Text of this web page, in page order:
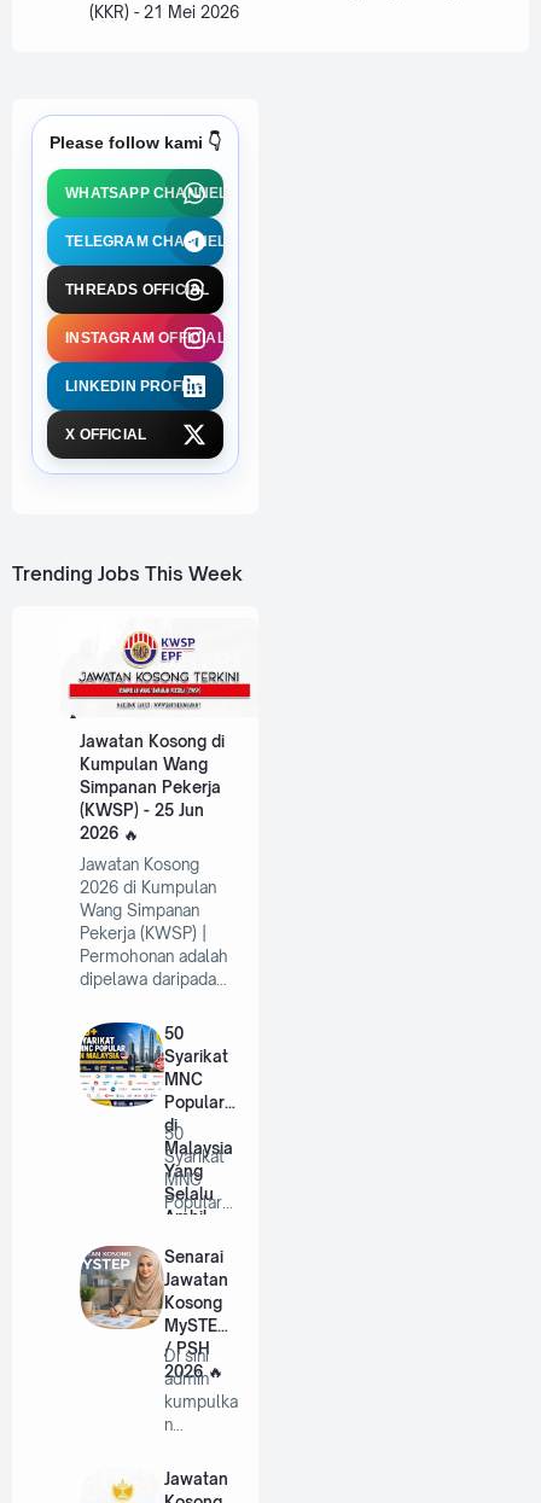
(KKR) - 21 Mei 2026
Please follow kami 👇
WHATSAPP CHANNEL
TELEGRAM CHANNEL
THREADS OFFICIAL
INSTAGRAM OFFICIAL
LINKEDIN PROFILE
X OFFICIAL
Trending Jobs This Week
Jawatan Kosong di
Kumpulan Wang
Simpanan Pekerja
(KWSP) - 25 Jun
2026
Jawatan Kosong
2026 di Kumpulan
Wang Simpanan
Pekerja (KWSP) |
Permohonan adalah
dipelawa daripada…
50
Syarikat
MNC
Popular
di
Malaysia
Yang
Selalu
Ambil
Tahun
2026
50
Syarikat
MNC
Popular
Malaysia
Yang
Selalu
A…
Senarai
Jawatan
Kosong
MySTEP
/ PSH
2026
Di sini
admin
kumpulka
n
jawatan
mystep
Jawatan